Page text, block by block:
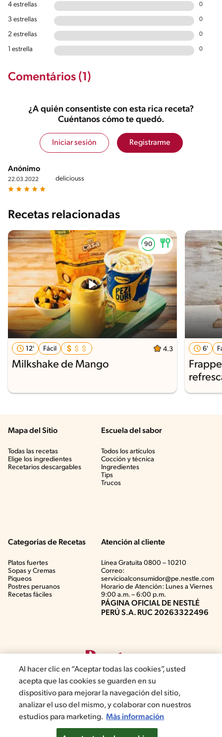
4 estrellas 0
3 estrellas 0
2 estrellas 0
1 estrella 0
Comentários (1)
¿A quién consentiste con esta rica receta?
Cuéntanos cómo te quedó.
Iniciar sesión Registrarme
Anónimo
22.03.2022 deliciouss
Recetas relacionadas
12' Fácil 4.3
Milkshake de Mango
6'
Mapa del Sitio
Todas las recetas
Elige los ingredientes
Recetarios descargables
Escuela del sabor
Todos los artículos
Cocción y técnica
Ingredientes
Tips
Trucos
Categorias de Recetas
Platos fuertes
Sopas y Cremas
Piqueos
Postres peruanos
Recetas fáciles
Atención al cliente
Línea Gratuita 0800 – 10210
Correo:
servicioalconsumidor@pe.nestle.com
Horario de Atención: Lunes a Viernes
9:00 a.m. – 6:00 p.m.
PÁGINA OFICIAL DE NESTLÉ
PERÚ S.A. RUC 20263322496
©2019, Nestlé. Marcas registradas por Société del Produits Nestlé,
S.A. Vevey (Suiza)
Al hacer clic en “Aceptar todas las cookies”, usted
acepta que las cookies se guarden en su
dispositivo para mejorar la navegación del sitio,
analizar el uso del mismo, y colaborar con nuestros
estudios para marketing. Más información